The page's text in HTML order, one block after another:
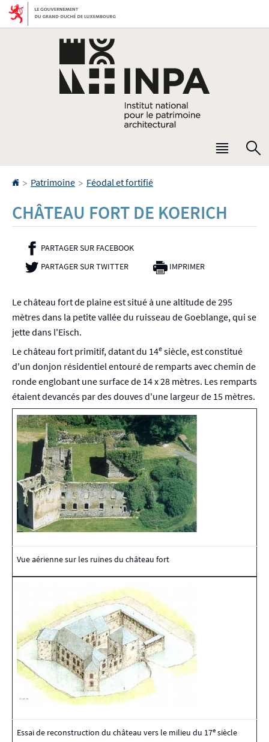
Aller
Aller
Menu
Accueil
> Patrimoine > Féodal et fortifié
CHÂTEAU FORT DE KOERICH
PARTAGER SUR FACEBOOK- NOUVELLE FENÊTRE
PARTAGER SUR TWITTER- NOUVELLE FENÊTRE
IMPRIMER
Le château fort de plaine est situé à une altitude de 295
mètres dans la petite vallée du ruisseau de Goeblange, qui se
jette dans l'Eisch.
Le château fort primitif, datant du 14e siècle, est constitué
d'un donjon résidentiel entouré de remparts avec chemin de
ronde englobant une surface de 14 x 28 mètres. Les remparts
étaient devancés par des douves d'une largeur de 15 mètres.
Vue aérienne sur les ruines du château fort
Essai de reconstruction du château vers le milieu du 17e siècle